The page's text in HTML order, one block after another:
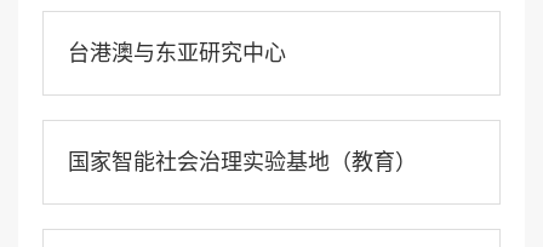
台港澳与东亚研究中心
国家智能社会治理实验基地（教育）